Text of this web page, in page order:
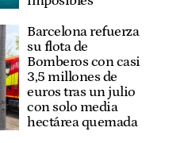
Barcelona refuerza
su flota de
Bomberos con casi
3,5 millones de
euros tras un julio
con solo media
hectárea quemada